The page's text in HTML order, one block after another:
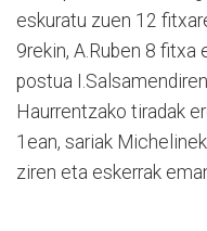
eskuratu zuen 12
9rekin, A.Ruben 8 fitxa
postua
Haurrentzako tiradak
1ean, sariak
ziren eta eskerrak